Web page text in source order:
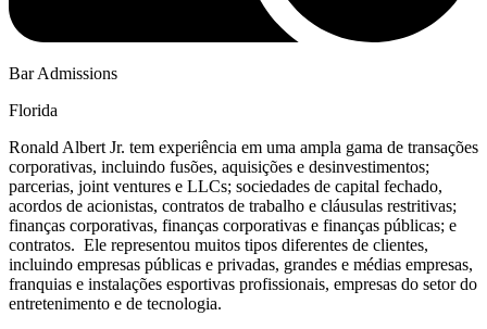
Bar Admissions
Florida
Ronald Albert Jr. tem experiência em uma ampla gama de transações
corporativas, incluindo fusões, aquisições e desinvestimentos;
parcerias, joint ventures e LLCs; sociedades de capital fechado,
acordos de acionistas, contratos de trabalho e cláusulas restritivas;
finanças corporativas, finanças corporativas e finanças públicas; e
contratos. Ele representou muitos tipos diferentes de clientes,
incluindo empresas públicas e privadas, grandes e médias empresas,
franquias e instalações esportivas profissionais, empresas do setor do
entretenimento e de tecnologia.